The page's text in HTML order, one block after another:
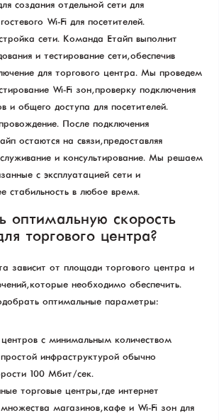
создания отдельной сети для
Wi-Fi для посетителей.
сети. Команда Етайп выполнит
и тестирование сети, обеспечив
для торгового центра. Мы проведем
Wi-Fi зон, проверку подключения
и общего доступа для посетителей.
После подключения
остаются на связи, предоставляя
и консультирование. Мы решаем
с эксплуатацией сети и
стабильность в любое время.
оптимальную скорость
торгового центра?
зависит от площади торгового центра и
которые необходимо обеспечить.
оптимальные параметры:
с минимальным количеством
инфраструктурой обычно
100 Мбит/сек.
торговые центры, где интернет
магазинов, кафе и Wi-Fi зон для